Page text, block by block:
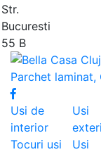
Str.
Bucuresti
55 B
Usi de
interior
Tocuri usi
Usi
Usi